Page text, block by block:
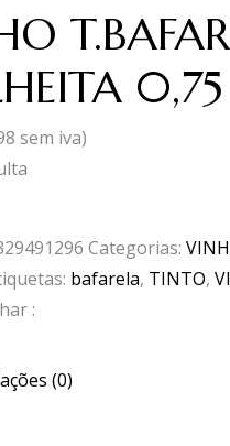
0,75
sem iva)
Categorias:
bafarela, TINTO,
:
(0)